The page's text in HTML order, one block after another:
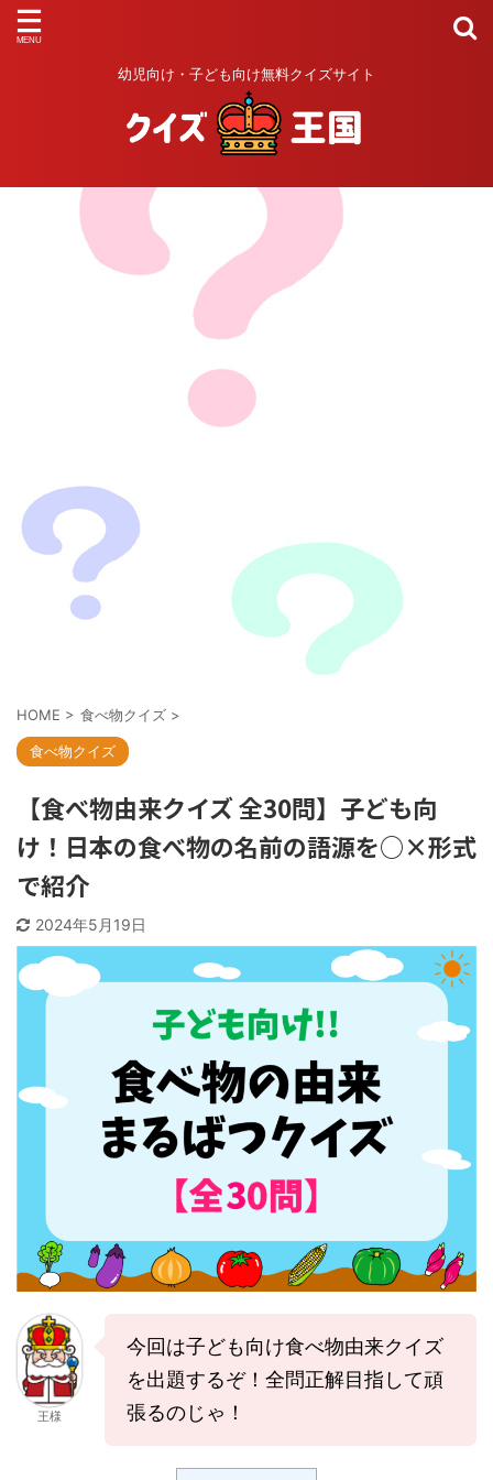
幼児向け・子ども向け無料クイズサイト
HOME > 食べ物クイズ >
食べ物クイズ
【食べ物由来クイズ 全30問】子ども向
け！日本の食べ物の名前の語源を○×形式
で紹介
2024年5月19日
王様
今回は子ども向け食べ物由来クイズ
を出題するぞ！全問正解目指して頑
張るのじゃ！